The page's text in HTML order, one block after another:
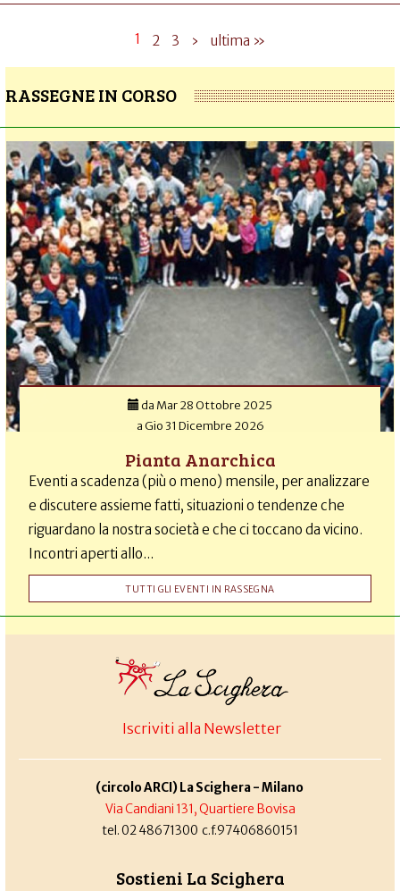
1 2 3 › ultima »
RASSEGNE IN CORSO
da Mar 28 Ottobre 2025
aGio 31 Dicembre 2026
Pianta Anarchica
Eventi a scadenza (più o meno) mensile, per analizzare
e discutere assieme fatti, situazioni o tendenze che
riguardano la nostra società e che ci toccano da vicino.
Incontri aperti allo...
TUTTI GLI EVENTI IN RASSEGNA
Iscriviti alla Newsletter
(circolo ARCI) La Scighera - Milano
Via Candiani 131, Quartiere Bovisa
tel. 02 48671300 c.f.97406860151
Sostieni La Scighera